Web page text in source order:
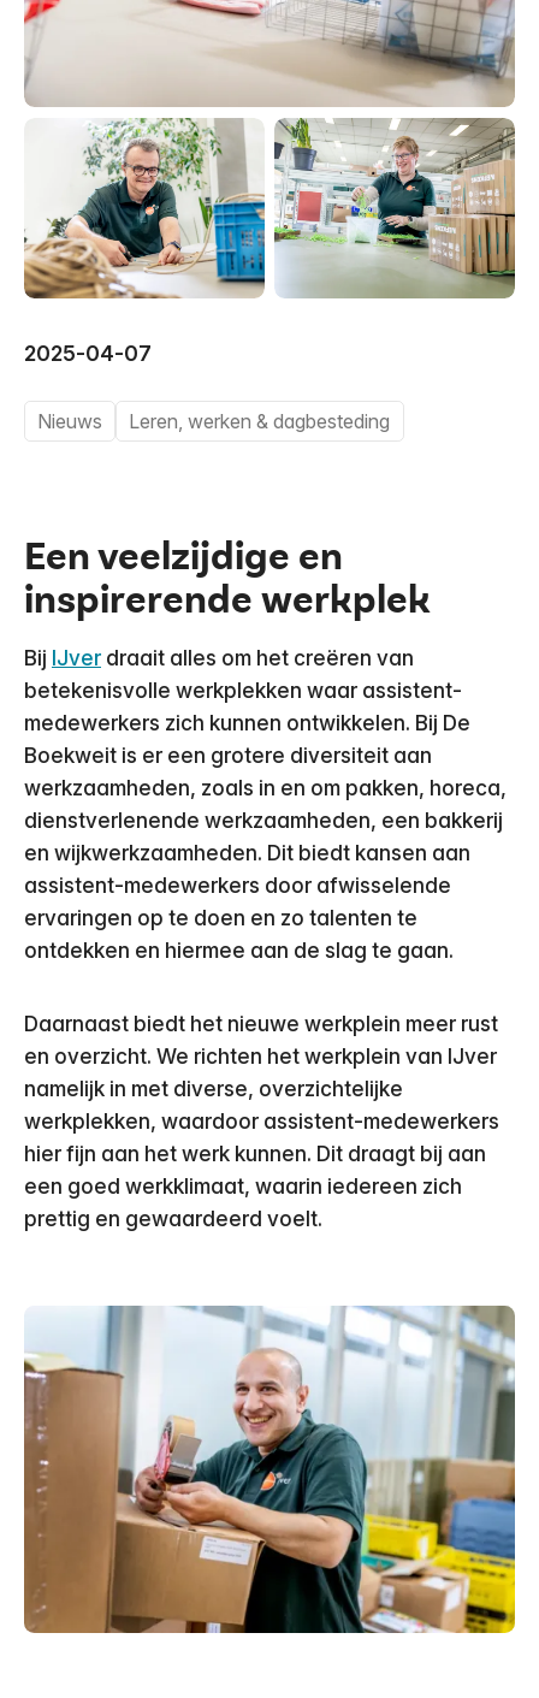
2025-04-07
Nieuws Leren, werken & dagbesteding
Een veelzijdige en
inspirerende werkplek
Bij IJver draait alles om het creëren van
betekenisvolle werkplekken waar assistent-
medewerkers zich kunnen ontwikkelen. Bij De
Boekweit is er een grotere diversiteit aan
werkzaamheden, zoals in en om pakken, horeca,
dienstverlenende werkzaamheden, een bakkerij
en wijkwerkzaamheden. Dit biedt kansen aan
assistent-medewerkers door afwisselende
ervaringen op te doen en zo talenten te
ontdekken en hiermee aan de slag te gaan.
Daarnaast biedt het nieuwe werkplein meer rust
en overzicht. We richten het werkplein van IJver
namelijk in met diverse, overzichtelijke
werkplekken, waardoor assistent-medewerkers
hier fijn aan het werk kunnen. Dit draagt bij aan
een goed werkklimaat, waarin iedereen zich
prettig en gewaardeerd voelt.